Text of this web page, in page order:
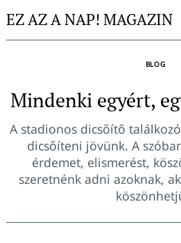
toEZ AZ A NAP! MAGAZIN
BLOG
Mindenki egyért,
A stadionos dicsőítő
dicsőíteni jövünk. A
érdemet, elismerést,
szeretnénk adni azoknak,